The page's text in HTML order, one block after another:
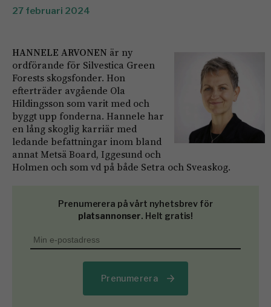
27 februari 2024
HANNELE ARVONEN är ny
ordförande för Silvestica Green
Forests skogsfonder. Hon
efterträder avgående Ola
Hildingsson som varit med och
byggt upp fonderna. Hannele har
en lång skoglig karriär med
ledande befattningar inom bland
annat Metsä Board, Iggesund och
Holmen och som vd på både Setra och Sveaskog.
Prenumerera på vårt nyhetsbrev för
platsannonser. Helt gratis!
Prenumerera